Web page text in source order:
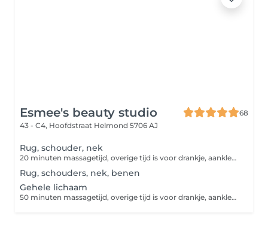
Esmee's beauty studio
68
43 - C4, Hoofdstraat Helmond 5706 AJ
Rug, schouder, nek
20 minuten massagetijd, overige tijd is voor drankje, aankleden etc.
Rug, schouders, nek, benen
Gehele lichaam
50 minuten massagetijd, overige tijd is voor drankje, aankleden etc.